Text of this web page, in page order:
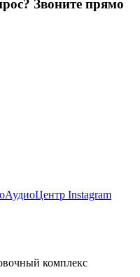
Звоните прямо
комплекс